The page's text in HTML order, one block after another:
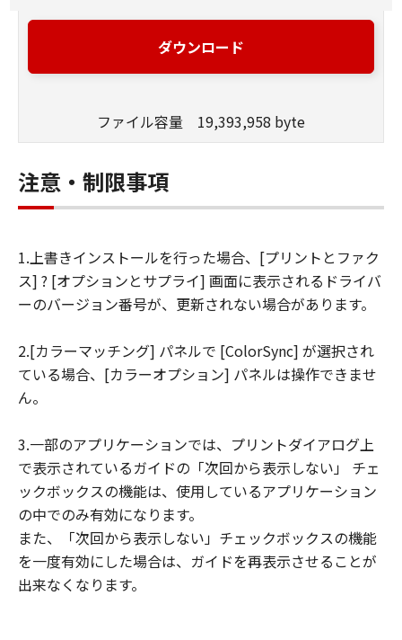
ン株式会社およびキヤノンのライセンサー
は、本ソフトウェアがユーザーの特定の目
がないこと、その他本ソフトウェアに関し
キヤノン、キヤノンマーケティングジャパ
ン株式会社およびキヤノンのライセンサー
連して生ずる直接的または間接的な損失、
損害等について、いかなる場合においても
一切の責任を負いません。
府より必要な許可等を得ることなしに、本
ソフトウェアの全部または一部を、直接ま
ダウンロード
ファイル容量 19,393,958 byte
注意・制限事項
1.上書きインストールを行った場合、[プリントとファク
ス] ? [オプションとサプライ] 画面に表示されるドライバ
ーのバージョン番号が、更新されない場合があります。
2.[カラーマッチング] パネルで [ColorSync] が選択され
ている場合、[カラーオプション] パネルは操作できませ
ん。
3.一部のアプリケーションでは、プリントダイアログ上
で表示されているガイドの「次回から表示しない」 チェ
ックボックスの機能は、使用しているアプリケーション
の中でのみ有効になります。
また、「次回から表示しない」チェックボックスの機能
を一度有効にした場合は、ガイドを再表示させることが
出来なくなります。